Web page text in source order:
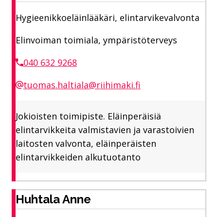
Hygieenikkoeläinlääkäri, elintarvikevalvonta
Elinvoiman toimiala, ympäristöterveys
040 632 9268
tuomas.haltiala@riihimaki.fi
Jokioisten toimipiste. Eläinperäisiä
elintarvikkeita valmistavien ja varastoivien
laitosten valvonta, eläinperäisten
elintarvikkeiden alkutuotanto
Huhtala Anne